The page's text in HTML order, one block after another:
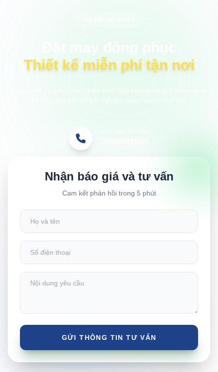
Thiết kế miễn phí tận nơi
Nhận báo giá và tư vấn
Cam kết phản hồi trong 5 phút